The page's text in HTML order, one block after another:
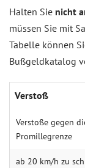
Halten Sie nicht
müssen Sie mit
Tabelle können
Bußgeldkatalog
Verstoß
Verstoße gegen
Promille­grenze
ab 20 km/h zu